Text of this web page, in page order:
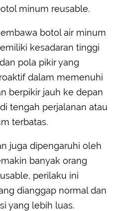
minum reusable.
botol air minum
kesadaran tinggi
pola pikir yang
dalam memenuhi
berpikir jauh ke depan
tengah perjalanan atau
terbatas.
juga dipengaruhi oleh
banyak orang
perilaku ini
dianggap normal dan
yang lebih luas.